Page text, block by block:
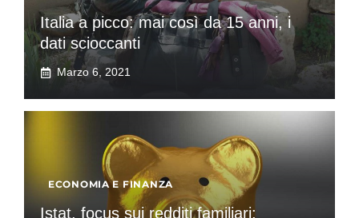
Italia a picco: mai così da 15 anni, i
dati scioccanti
Marzo 6, 2021
ECONOMIA E FINANZA
Istat, focus sui redditi familiari: